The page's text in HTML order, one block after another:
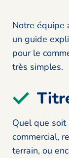
Notre équipe
un guide
pour le
très simples.
Quel que
commercial,
terrain, ou